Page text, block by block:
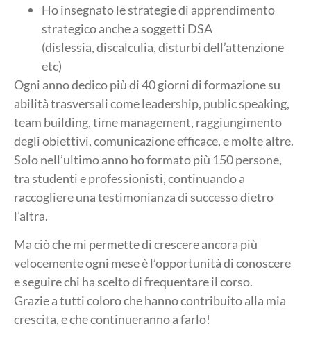
Ho insegnato le strategie di apprendimento
strategico anche a soggetti DSA
(dislessia, discalculia, disturbi dell’attenzione
etc)
Ogni anno dedico più di 40 giorni di formazione su
abilità trasversali come leadership, public speaking,
team building, time management, raggiungimento
degli obiettivi, comunicazione efficace, e molte altre.
Solo nell’ultimo anno ho formato più 150 persone,
tra studenti e professionisti, continuando a
raccogliere una testimonianza di successo dietro
l’altra.
Ma ciò che mi permette di crescere ancora più
velocemente ogni mese è l’opportunità di conoscere
e seguire chi ha scelto di frequentare il corso.
Grazie a tutti coloro che hanno contribuito alla mia
crescita, e che continueranno a farlo!